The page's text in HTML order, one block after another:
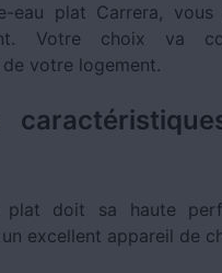
plat Carrera, vous
Votre choix va
votre logement.
plat doit sa haute
excellent appareil de